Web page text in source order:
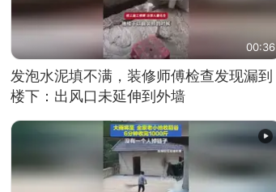
00:36
发泡水泥填不满，装修师傅检查发现漏到
楼下：出风口未延伸到外墙